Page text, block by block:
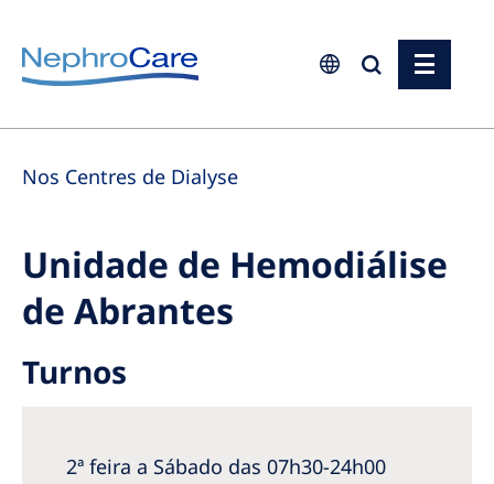
Europe
Czech Republic
Germany
Israel
Netherlands
Portugal
Nos Centres de Dialyse
Unidade de Hemodiálise
de Abrantes
Turnos
2ª feira a Sábado das 07h30-24h00